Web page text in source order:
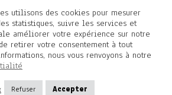
Mentions légales
Livraisons
Contacts
Diane de Polignac
Mathilde Gubanski
utilisons des cookies pour mesurer
statistiques, suivre les services et
améliorer votre expérience sur notre
retirer votre consentement à tout
nous vous renvoyons à notre
Refuser Accepter